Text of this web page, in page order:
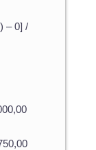
– 0] /